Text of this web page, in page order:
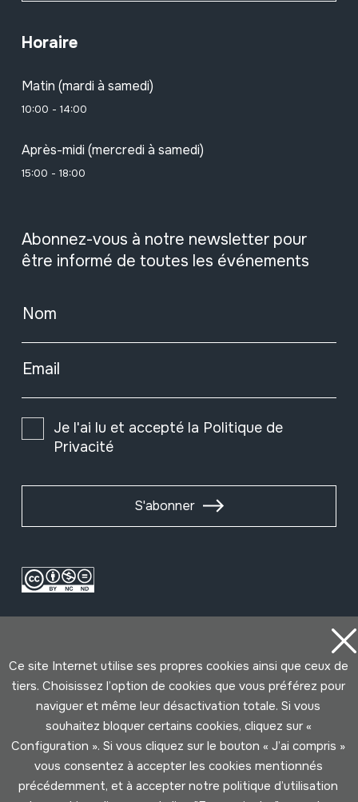
Horaire
Matin (mardi à samedi)
10:00 - 14:00
Après-midi (mercredi à samedi)
15:00 - 18:00
Abonnez-vous à notre newsletter pour
être informé de toutes les événements
Nom
Email
Je l'ai lu et accepté la Politique de
Privacité
S'abonner
Conditions d'Utilisation
Politique de Privacité
Cookies politique
Développé par Lotura
Ce site Internet utilise ses propres cookies ainsi que ceux de
tiers. Choisissez l’option de cookies que vous préférez pour
naviguer et même leur désactivation totale. Si vous
souhaitez bloquer certains cookies, cliquez sur «
Configuration ». Si vous cliquez sur le bouton « J’ai compris »
vous consentez à accepter les cookies mentionnés
précédemment, et à accepter notre politique d’utilisation